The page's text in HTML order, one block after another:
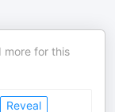
more for this
Reveal